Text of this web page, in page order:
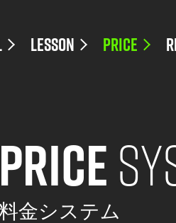
LESSON PRICE
ム
レッスンタイムテー
PRICE
金システム